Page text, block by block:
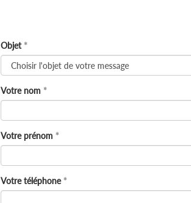
Objet
Votre nom
Votre prénom
Votre téléphone